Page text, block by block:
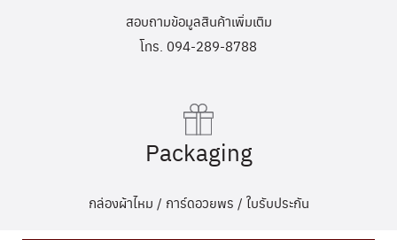
สอบถามข้อมูลสินค้าเพิ่มเติม
โทร. 094-289-8788
Packaging
กล่องผ้าไหม / การ์ดอวยพร / ใบรับประกัน